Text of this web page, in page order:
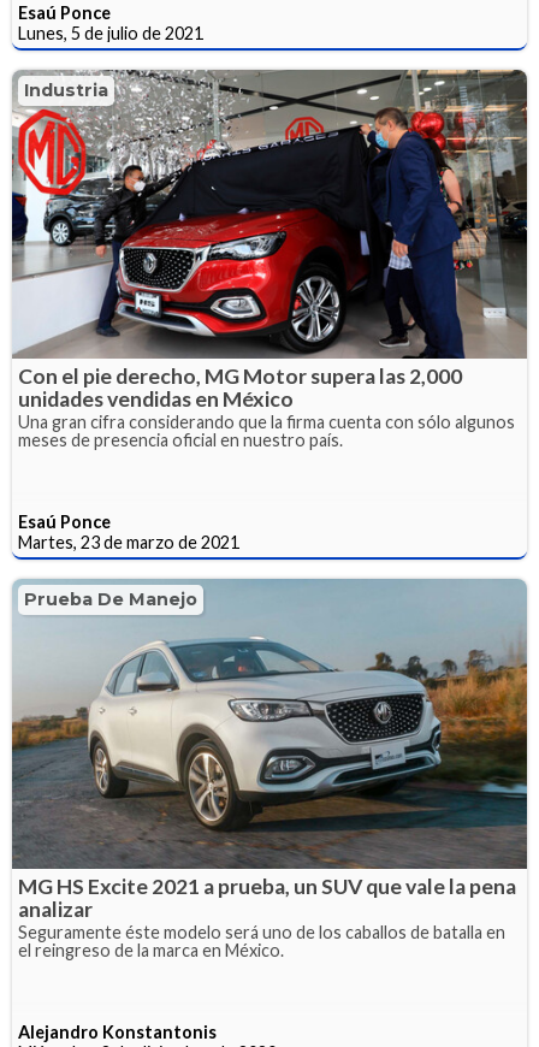
Esaú Ponce
Lunes, 5 de julio de 2021
Industria
Con el pie derecho, MG Motor supera las 2,000
unidades vendidas en México
Una gran cifra considerando que la firma cuenta con sólo algunos
meses de presencia oficial en nuestro país.
Esaú Ponce
Martes, 23 de marzo de 2021
Prueba De Manejo
MG HS Excite 2021 a prueba, un SUV que vale la pena
analizar
Seguramente éste modelo será uno de los caballos de batalla en
el reingreso de la marca en México.
Alejandro Konstantonis